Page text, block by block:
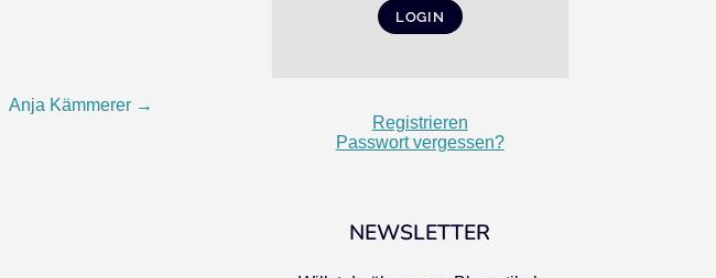
Anja Kämmerer →
Registrieren
Passwort vergessen?
NEWSLETTER